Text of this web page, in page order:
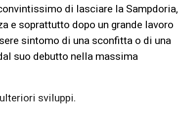
di lasciare la Sampdoria,
e soprattutto dopo un grande lavoro
sintomo di una sconfitta o di una
suo debutto nella massima
sviluppi.